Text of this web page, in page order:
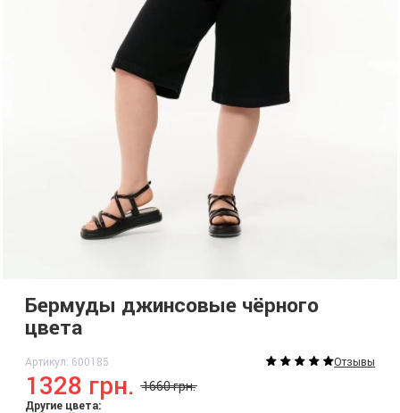
Бермуды джинсовые чёрного
цвета
Артикул: 600185 Отзывы
1328 грн. 1660 грн.
Другие цвета: